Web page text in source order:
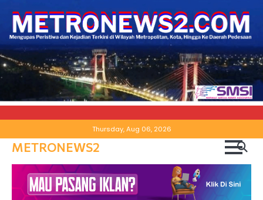
to
content
Thursday, Aug 06, 2026
METRONEWS2